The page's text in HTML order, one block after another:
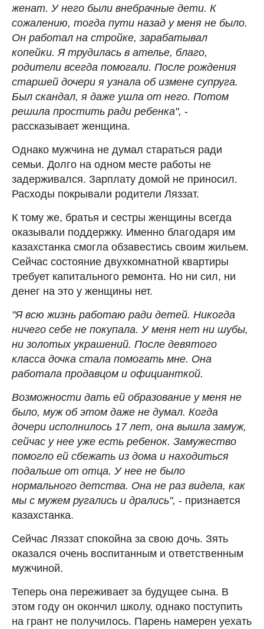
женат. У него были внебрачные дети. К
сожалению, тогда пути назад у меня не было.
Он работал на стройке, зарабатывал
копейки. Я трудилась в ателье, благо,
родители всегда помогали. После рождения
старшей дочери я узнала об измене супруга.
Был скандал, я даже ушла от него. Потом
решила простить ради ребенка", -
рассказывает женщина.
Однако мужчина не думал стараться ради
семьи. Долго на одном месте работы не
задерживался. Зарплату домой не приносил.
Расходы покрывали родители Ляззат.
К тому же, братья и сестры женщины всегда
оказывали поддержку. Именно благодаря им
казахстанка смогла обзавестись своим жильем.
Сейчас состояние двухкомнатной квартиры
требует капитального ремонта. Но ни сил, ни
денег на это у женщины нет.
"Я всю жизнь работаю ради детей. Никогда
ничего себе не покупала. У меня нет ни шубы,
ни золотых украшений. После девятого
класса дочка стала помогать мне. Она
работала продавцом и официанткой.
Возможности дать ей образование у меня не
было, муж об этом даже не думал. Когда
дочери исполнилось 17 лет, она вышла замуж,
сейчас у нее уже есть ребенок. Замужество
помогло ей сбежать из дома и находиться
подальше от отца. У нее не было
нормального детства. Она не раз видела, как
мы с мужем ругались и дрались", - признается
казахстанка.
Сейчас Ляззат спокойна за свою дочь. Зять
оказался очень воспитанным и ответственным
мужчиной.
Теперь она переживает за будущее сына. В
этом году он окончил школу, однако поступить
на грант не получилось. Парень намерен уехать